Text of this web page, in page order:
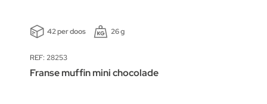
42 per doos 26 g
REF: 28253
Franse muffin mini chocolade